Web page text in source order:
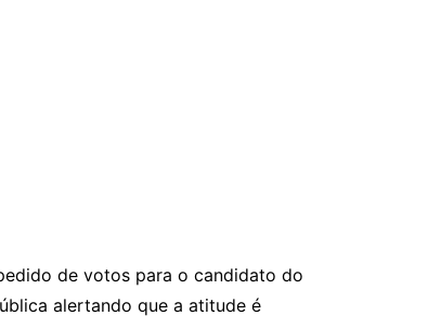
de votos para o candidato do
alertando que a atitude é